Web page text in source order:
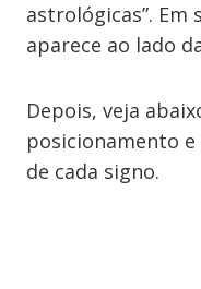
astrológicas”. Em
aparece ao lado
Depois, veja
posicionamento
de cada signo.